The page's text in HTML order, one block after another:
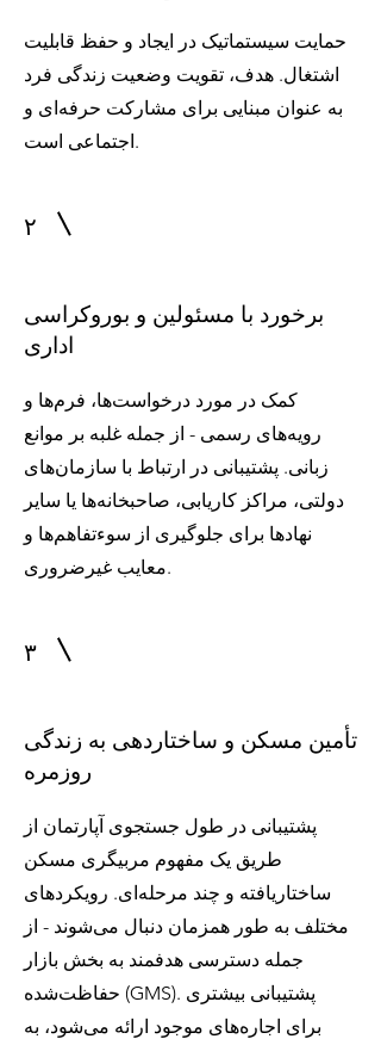
حمایت سیستماتیک در ایجاد و حفظ قابلیت
اشتغال. هدف، تقویت وضعیت زندگی فرد
به عنوان مبنایی برای مشارکت حرفه‌ای و
اجتماعی است.
۲
برخورد با مسئولین و بوروکراسی
اداری
کمک در مورد درخواست‌ها، فرم‌ها و
رویه‌های رسمی - از جمله غلبه بر موانع
زبانی. پشتیبانی در ارتباط با سازمان‌های
دولتی، مراکز کاریابی، صاحبخانه‌ها یا سایر
نهادها برای جلوگیری از سوءتفاهم‌ها و
معایب غیرضروری.
۳
تأمین مسکن و ساختاردهی به زندگی
روزمره
پشتیبانی در طول جستجوی آپارتمان از
طریق یک مفهوم مربیگری مسکن
ساختاریافته و چند مرحله‌ای. رویکردهای
مختلف به طور همزمان دنبال می‌شوند - از
جمله دسترسی هدفمند به بخش بازار
حفاظت‌شده (GMS). پشتیبانی بیشتری
برای اجاره‌های موجود ارائه می‌شود، به